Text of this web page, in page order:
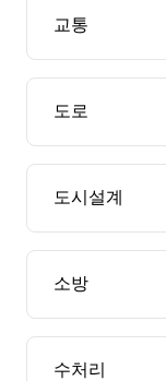
교통
도로
도시설계
소방
수처리